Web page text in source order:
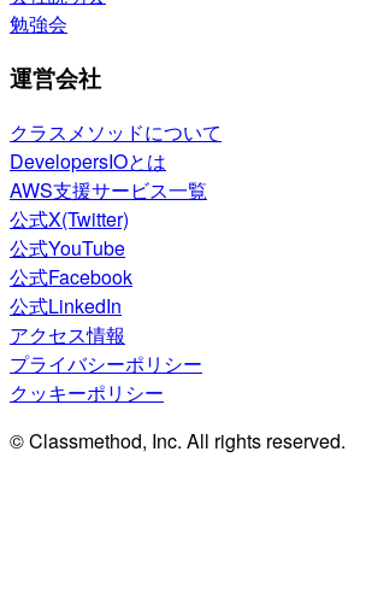
勉強会
運営会社
クラスメソッドについて
DevelopersIOとは
AWS支援サービス一覧
公式X(Twitter)
公式YouTube
公式Facebook
公式LinkedIn
アクセス情報
プライバシーポリシー
クッキーポリシー
© Classmethod, Inc. All rights reserved.